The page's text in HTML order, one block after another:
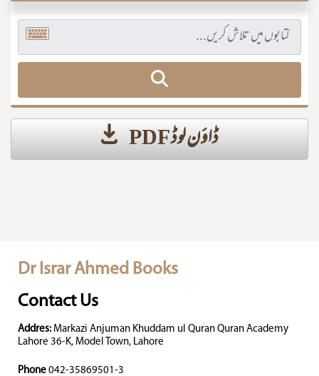
ڈاؤن لوڈ PDF
Dr Israr Ahmed Books
Contact Us
Addres: Markazi Anjuman Khuddam ul Quran Quran Academy
Lahore 36-K, Model Town, Lahore
Phone 042-35869501-3